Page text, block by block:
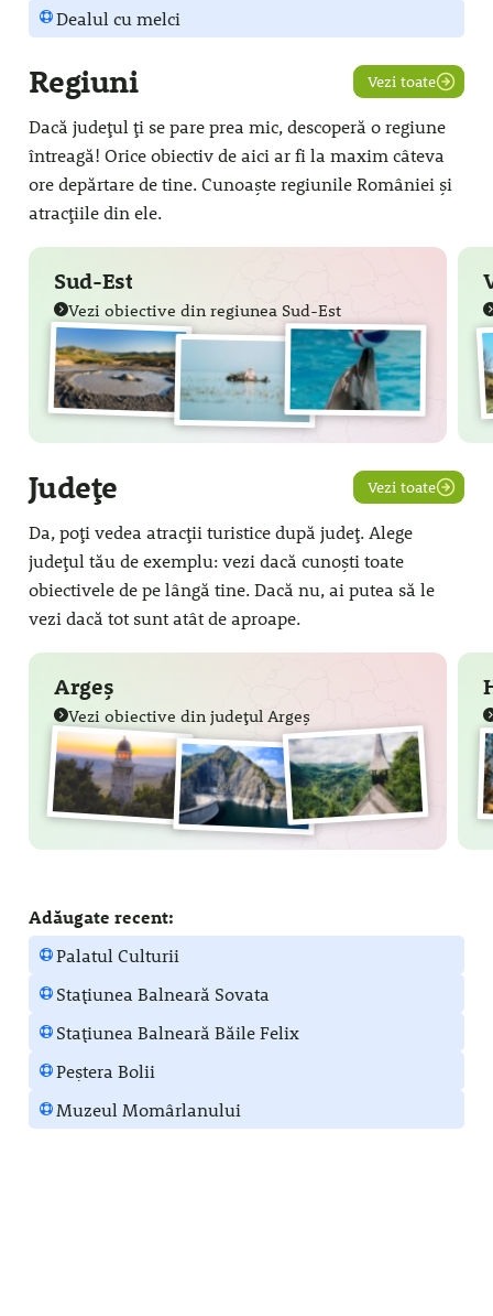
Dealul cu melci
Regiuni Vezi toate
Dacă județul ți se pare prea mic, descoperă o regiune
întreagă! Orice obiectiv de aici ar fi la maxim câteva
ore depărtare de tine. Cunoaște regiunile României și
atracțiile din ele.
Sud-Est
Vezi obiective din regiunea Sud-Est
Județe Vezi toate
Da, poți vedea atracții turistice după județ. Alege
județul tău de exemplu: vezi dacă cunoști toate
obiectivele de pe lângă tine. Dacă nu, ai putea să le
vezi dacă tot sunt atât de aproape.
Argeș
Vezi obiective din județul Argeș
Adăugate recent:
Palatul Culturii
Stațiunea Balneară Sovata
Stațiunea Balneară Băile Felix
Peștera Bolii
Muzeul Momârlanului